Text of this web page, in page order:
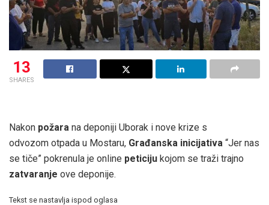
13
SHARES
Nakon požara na deponiji Uborak i nove krize s
odvozom otpada u Mostaru, Građanska inicijativa “Jer nas
se tiče” pokrenula je online peticiju kojom se traži trajno
zatvaranje ove deponije.
Tekst se nastavlja ispod oglasa